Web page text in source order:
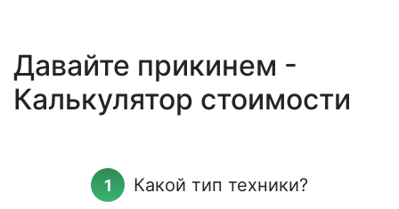
Давайте прикинем -
Калькулятор стоимости
Какой тип техники?